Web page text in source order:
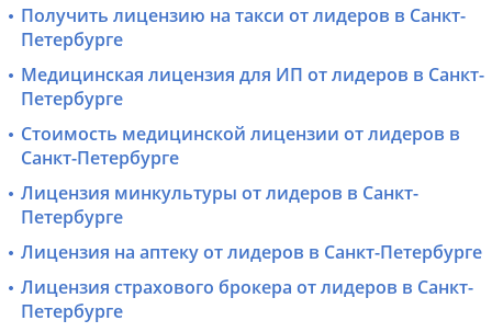
Получить лицензию на такси от лидеров в Санкт-
Петербурге
Медицинская лицензия для ИП от лидеров в Санкт-
Петербурге
Стоимость медицинской лицензии от лидеров в
Санкт-Петербурге
Лицензия минкультуры от лидеров в Санкт-
Петербурге
Лицензия на аптеку от лидеров в Санкт-Петербурге
Лицензия страхового брокера от лидеров в Санкт-
Петербурге